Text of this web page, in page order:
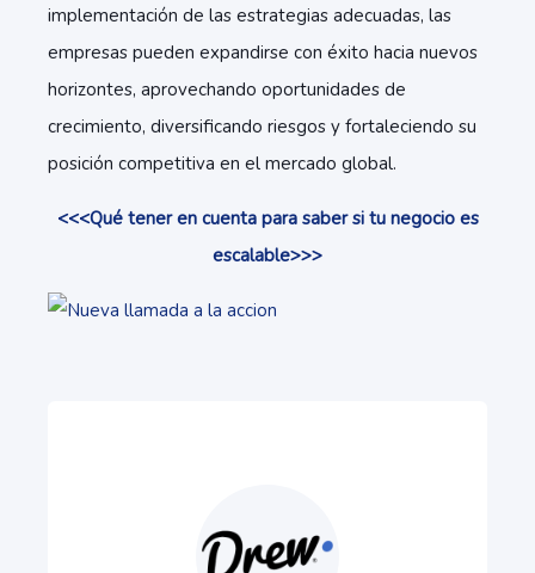
implementación de las estrategias adecuadas, las
empresas pueden expandirse con éxito hacia nuevos
horizontes, aprovechando oportunidades de
crecimiento, diversificando riesgos y fortaleciendo su
posición competitiva en el mercado global.
<<<Qué tener en cuenta para saber si tu negocio es
escalable>>>